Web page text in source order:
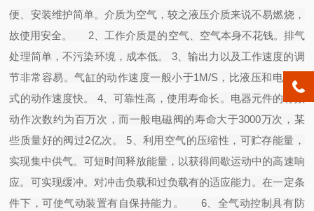
便、安装维护简单。介质为空气，较之液压介质来说不易燃烧，
故使用安全。 2、工作介质是的空气、空气本身不花钱。排气
处理简单，不污染环境，成本低。 3、输出力以及工作速度的调
节非常容易。气缸的动作速度一般小于1M/S，比液压和电气方
式的动作速度快。 4、可靠性高，使用寿命长。电器元件的有效
动作次数约为百万次，而一般电磁阀的寿命大于3000万次，某
些质量好的阀过2亿次。 5、利用空气的压缩性，可贮存能量，
实现集中供气。可短时间释放能量，以获得间歇运动中的高速响
应。可实现缓冲。对冲击负载和过负载有的适应能力。在一定条
件下，可使气动装置有自保持能力。 6、全气动控制具有防